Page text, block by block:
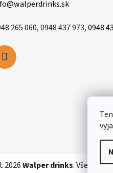
@walperdrinks.sk
265 060, 0948 437 973,0948
2026Walper drinks. Všetky